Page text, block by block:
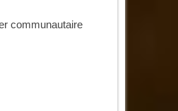
communautaire